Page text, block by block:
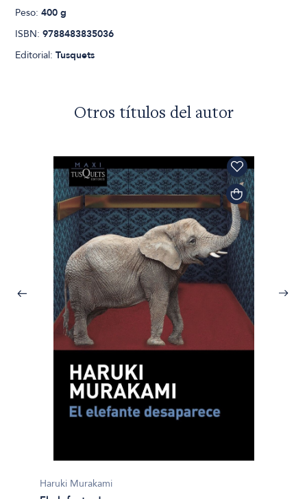
Peso:400 g
ISBN:9788483835036
Editorial:Tusquets
Otros títulos del autor
Haruki Murakami